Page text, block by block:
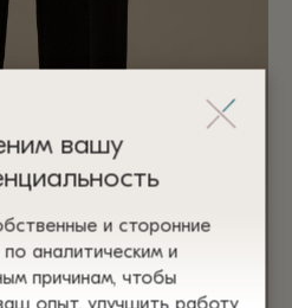
вашу
и сторонние
аналитическим и
причинам, чтобы
опыт, улучшить работу